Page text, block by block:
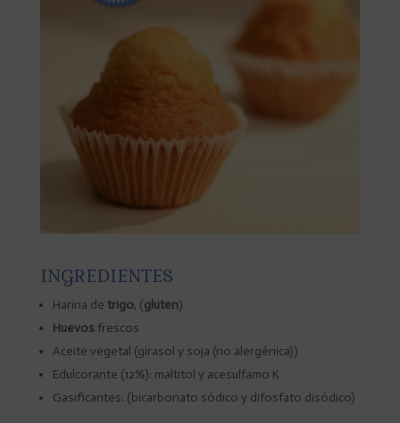
INGREDIENTES
Harina de trigo, (gluten)
Huevos frescos
Aceite vegetal (girasol y soja (no alergénica))
Edulcorante (12%): maltitol y acesulfamo K
Gasificantes: (bicarbonato sódico y difosfato disódico)